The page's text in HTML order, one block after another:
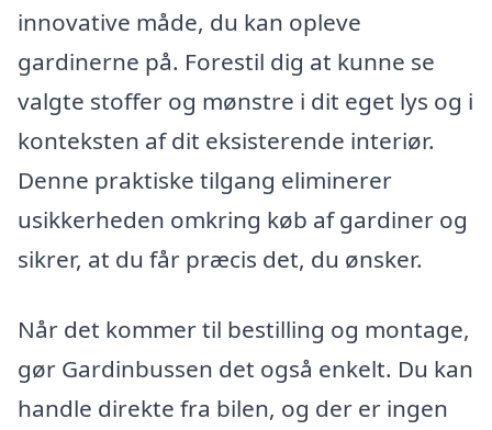
innovative måde, du kan opleve
gardinerne på. Forestil dig at kunne se
valgte stoffer og mønstre i dit eget lys og i
konteksten af dit eksisterende interiør.
Denne praktiske tilgang eliminerer
usikkerheden omkring køb af gardiner og
sikrer, at du får præcis det, du ønsker.
Når det kommer til bestilling og montage,
gør Gardinbussen det også enkelt. Du kan
handle direkte fra bilen, og der er ingen